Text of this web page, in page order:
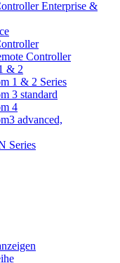
Enterprise &
Controller
& 2
1 & 2 Series
3 standard
4
advanced,
Series